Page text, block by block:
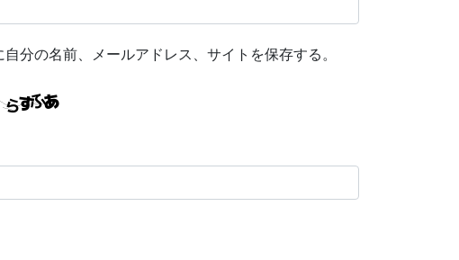
分の名前、メールアドレス、サイトを保存する。